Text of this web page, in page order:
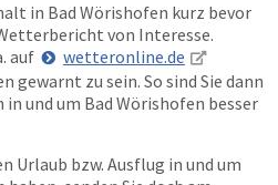
in Bad Wörishofen kurz bevor
von Interesse.
auf
wetteronline.de
gewarnt zu sein. So sind Sie dann
und um Bad Wörishofen besser
Urlaub bzw. Ausflug in und um